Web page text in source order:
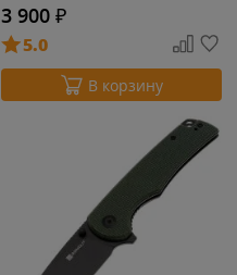
3 900 ₽
5.0
В корзину